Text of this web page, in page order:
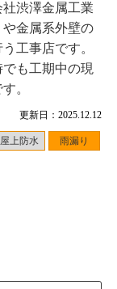
更新日：2025.12.12
屋上防水 雨漏り
渋澤金属工業
金属系外壁の
工事店です。
も工期中の現
。